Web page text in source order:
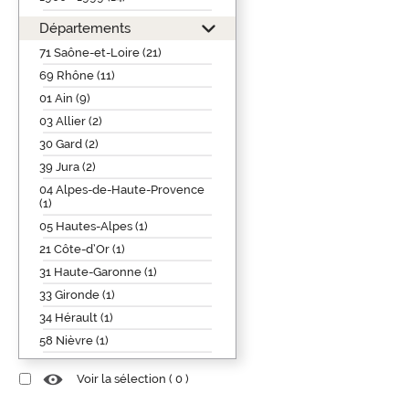
Départements
71 Saône-et-Loire (21)
69 Rhône (11)
01 Ain (9)
03 Allier (2)
30 Gard (2)
39 Jura (2)
04 Alpes-de-Haute-Provence
(1)
05 Hautes-Alpes (1)
21 Côte-d’Or (1)
31 Haute-Garonne (1)
33 Gironde (1)
34 Hérault (1)
58 Nièvre (1)
Voir la sélection ( 0 )